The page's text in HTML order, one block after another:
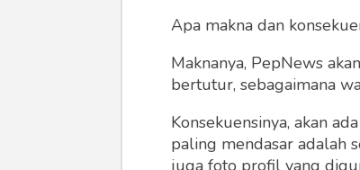
Apa makna dan
Maknanya, PepNews
bertutur, sebagaimana
Konsekuensinya, akan
paling mendasar adalah